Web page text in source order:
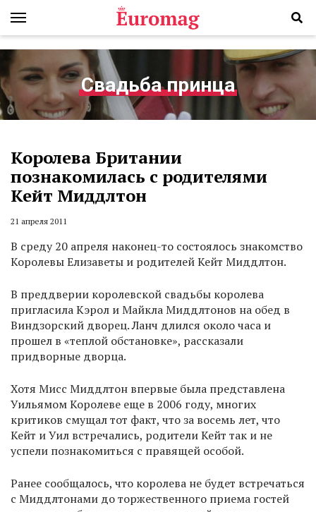
Свадьба принца
Королева Британии
познакомилась с родителями
Кейт Миддлтон
21 апреля 2011
В среду 20 апреля наконец-то состоялось знакомство
Королевы Елизаветы и родителей Кейт Миддлтон.
В преддверии королевской свадьбы королева
пригласила Кэрол и Майкла Миддлтонов на обед в
Виндзорский дворец. Ланч длился около часа и
прошел в «теплой обстановке», рассказали
придворные дворца.
Хотя Мисс Миддлтон впервые была представлена
Уильямом Королеве еще в 2006 году, многих
критиков смущал тот факт, что за восемь лет, что
Кейт и Уил встречались, родители Кейт так и не
успели познакомиться с правящей особой.
Ранее сообщалось, что королева не будет встречаться
с Миддлтонами до торжественного приема гостей